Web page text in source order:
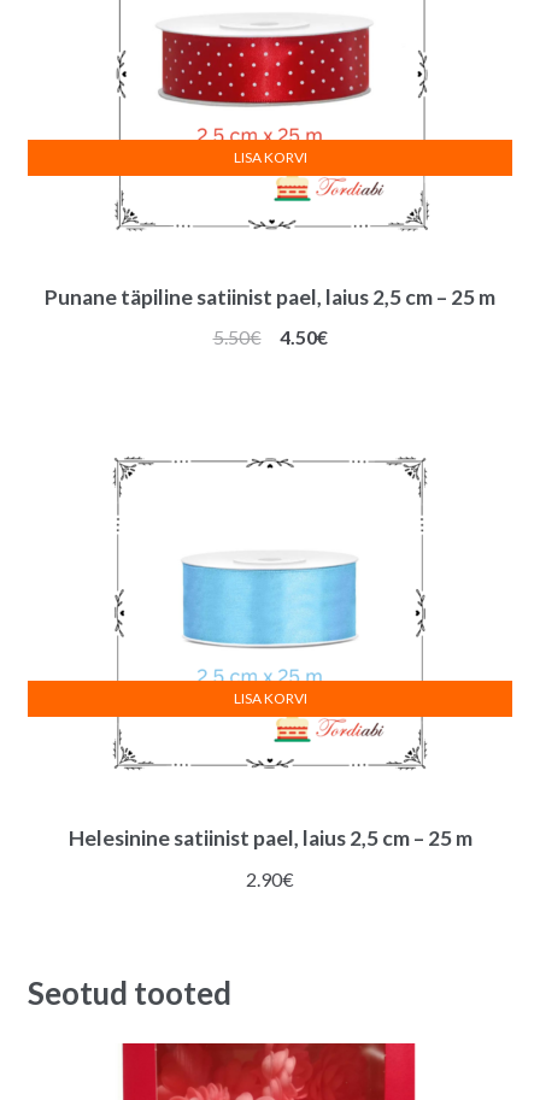
Punane täpiline satiinist pael, laius 2,5 cm – 25 m
5.50€
Algne
4.50€Praegune
LISA KORVI
Helesinine satiinist pael, laius 2,5 cm – 25 m
2.90€
LISA KORVI
Seotud tooted